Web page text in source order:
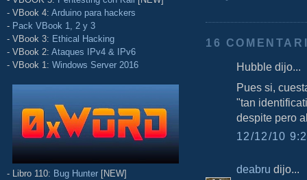
- VBook 4: Arduino para hackers
- Pack VBook 1, 2 y 3
- VBook 3: Ethical Hacking
- VBook 2: Ataques IPv4 & IPv6
- VBook 1: Windows Server 2016
- Libro 110: Bug Hunter [NEW]
16
Hubble dijo...
Pues si,
"tan
despite pero
12/12/10
deabru dijo...